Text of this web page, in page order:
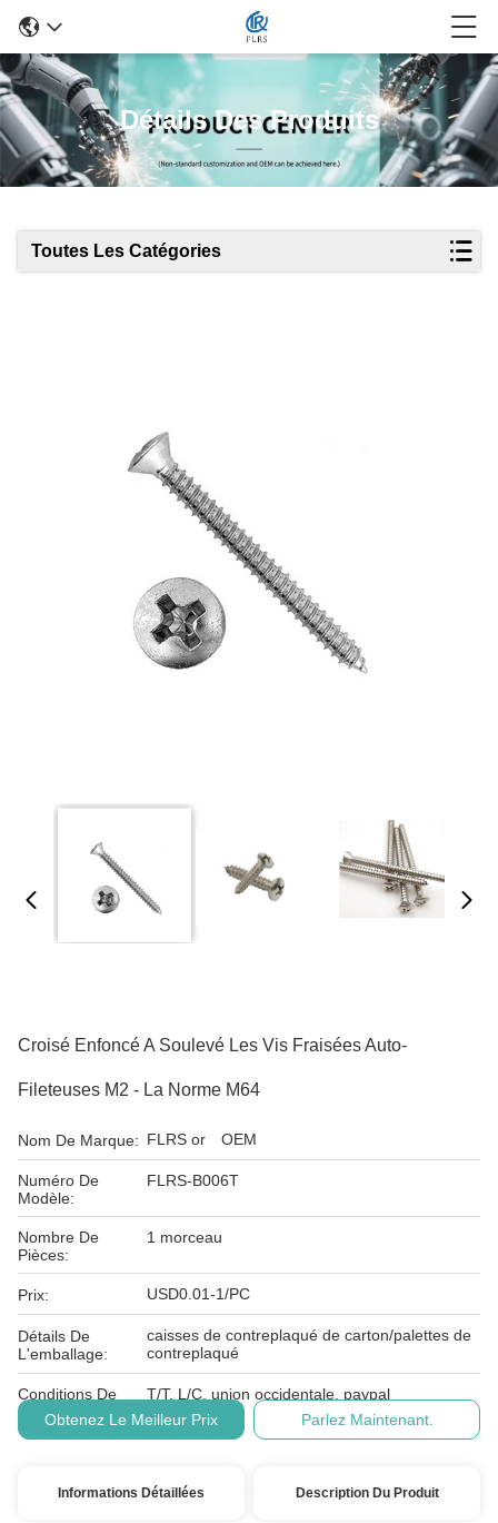
Détails Des Produits
Toutes Les Catégories
Croisé Enfoncé A Soulevé Les Vis Fraisées Auto-
Fileteuses M2 - La Norme M64
Nom De Marque: FLRS or OEM
Numéro De
Modèle:
FLRS-B006T
Nombre De
Pièces:
1 morceau
Prix: USD0.01-1/PC
Détails De
L'emballage:
caisses de contreplaqué de carton/palettes de
contreplaqué
Conditions De
Paiement:
T/T, L/C, union occidentale, paypal
Obtenez Le Meilleur Prix
Parlez Maintenant.
Informations Détaillées Description Du Produit